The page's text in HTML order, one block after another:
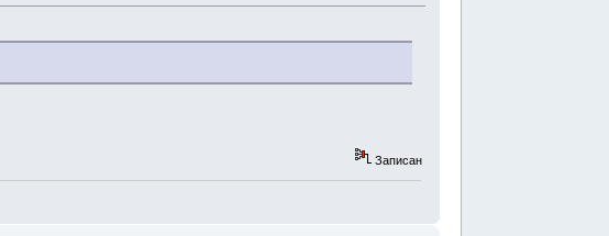
Записан